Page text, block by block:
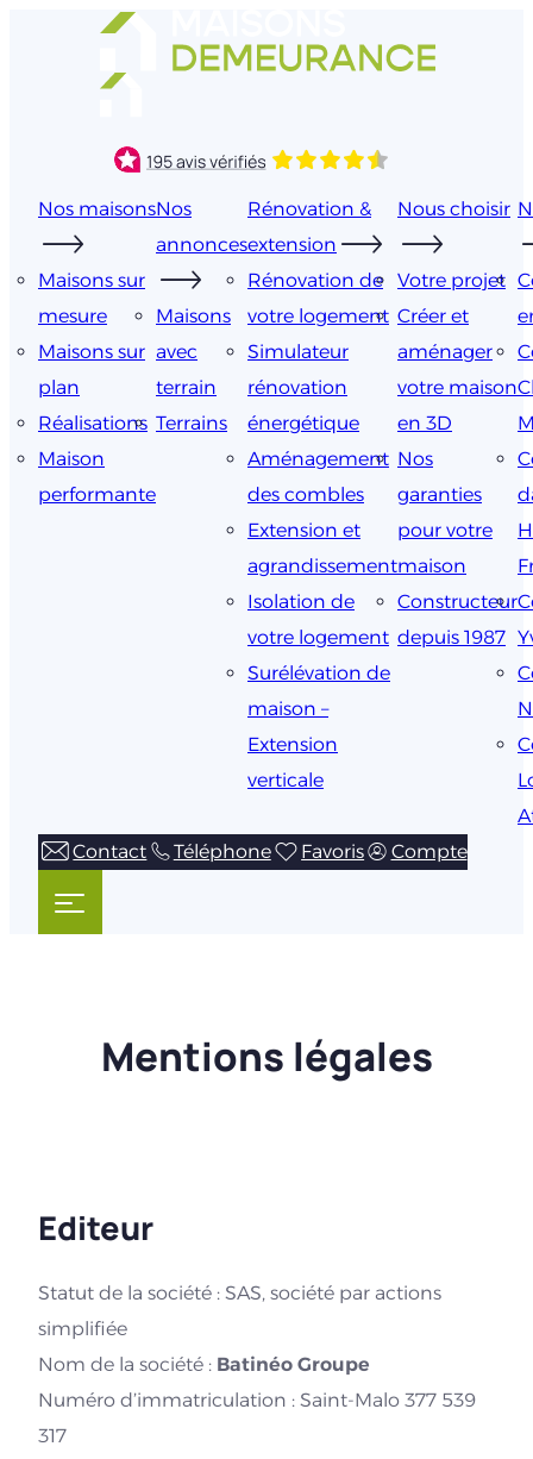
Nos maisons
Maisons sur
mesure
Maisons sur
plan
Réalisations
Maison
performante
Nos
annonces
Maisons
avec
terrain
Terrains
Rénovation &
extension
Rénovation de
votre logement
Simulateur
rénovation
énergétique
Aménagement
des combles
Extension et
agrandissement
Isolation de
votre logement
Surélévation de
maison –
Extension
verticale
Nous choisir
Votre projet
Créer et
aménager
votre maison
en 3D
Nos
garanties
pour votre
maison
Constructeur
depuis 1987
Contact
Téléphone Favoris Compte
Mentions légales
Editeur
Statut de la société : SAS, société par actions
simplifiée
Nom de la société : Batinéo Groupe
Numéro d’immatriculation : Saint-Malo 377 539
317